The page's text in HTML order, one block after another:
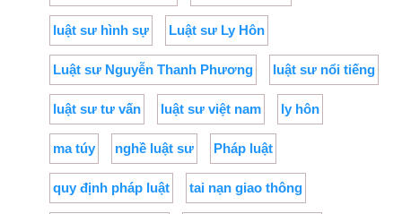
luật sư hình sự Luật sư Ly Hôn
Luật sư Nguyễn Thanh Phương luật sư nổi tiếng
luật sư tư vấn luật sư việt nam ly hôn
ma túy nghề luật sư Pháp luật
quy định pháp luật tai nạn giao thông